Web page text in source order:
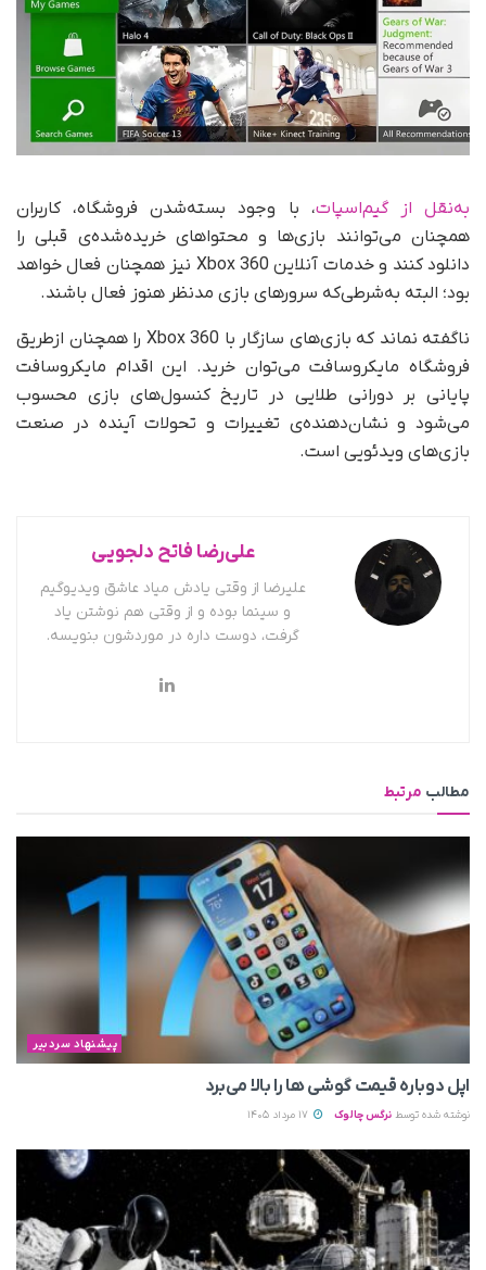
به‌نقل از گیم‌اسپات، با وجود بسته‌شدن فروشگاه، کاربران
همچنان می‌توانند بازی‌ها و محتواهای خریده‌شده‌ی قبلی را
دانلود کنند و خدمات آنلاین Xbox 360 نیز همچنان فعال خواهد
بود؛ البته به‌شرطی‌که سرورهای بازی مدنظر هنوز فعال باشند.
ناگفته نماند که بازی‌های سازگار با Xbox 360 را همچنان ازطریق
فروشگاه مایکروسافت می‌توان خرید. این اقدام مایکروسافت
پایانی بر دورانی طلایی در تاریخ کنسول‌های بازی محسوب
می‌شود و نشان‌دهنده‌ی تغییرات و تحولات آینده در صنعت
بازی‌های ویدئویی است.
علی‌رضا فاتح دلجویی
علیرضا از وقتی یادش میاد عاشق ویدیوگیم
و سینما بوده و از وقتی هم نوشتن یاد
گرفت، دوست داره در موردشون بنویسه.
مطالبمرتبط
پیشنهاد سردبیر
اپل دوباره قیمت‌ گوشی ها را بالا می‌برد
نوشته شده توسط نرگس چالوک 17 مرداد 1405